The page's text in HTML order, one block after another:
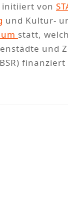
initiiert von
und Kultur-
statt,
und
finanziert